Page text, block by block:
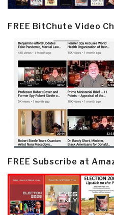
FREE BitChute Video
FREE Subscribe at